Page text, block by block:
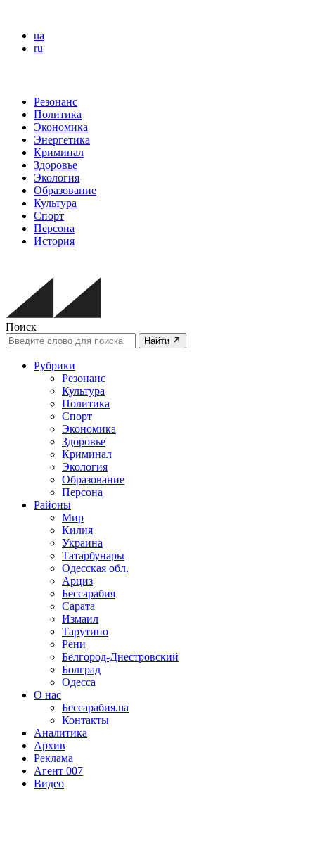
ua
ru
Резонанс
Политика
Экономика
Энергетика
Криминал
Здоровье
Экология
Образование
Культура
Спорт
Персона
История
Поиск
Найти
Рубрики
Резонанс
Культура
Политика
Спорт
Экономика
Здоровье
Криминал
Экология
Образование
Персона
Районы
Мир
Килия
Украина
Татарбунары
Одесская обл.
Арциз
Бессарабия
Сарата
Измаил
Тарутино
Рени
Белгород-Днестровский
Болград
Одесса
О нас
Бессарабия.ua
Контакты
Аналитика
Архив
Реклама
Агент 007
Видео